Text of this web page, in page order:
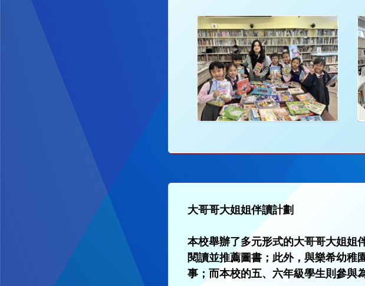
大哥哥大姐姐伴讀計劃
本校舉辦了多元形式的大哥哥大姐姐
閱讀並推薦圖書；此外，與樂希幼稚
事；而本校的五、六年級學生則參與